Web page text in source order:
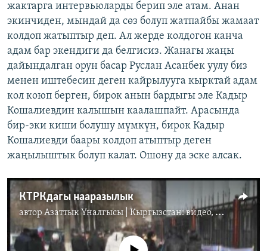
жактарга интервьюларды берип эле атам. Анан
экинчиден, мындай да сөз болуп жатпайбы жамаат
колдоп жатыптыр деп. Ал жерде колдогон канча
адам бар экендиги да белгисиз. Жанагы жаңы
дайындалган орун басар Руслан Асанбек уулу биз
менен иштебесин деген кайрылууга кырктай адам
кол коюп берген, бирок анын бардыгы эле Кадыр
Кошалиевдин калышын каалашпайт. Арасында
бир-эки киши болушу мүмкүн, бирок Кадыр
Кошалиевди баары колдоп атыптыр деген
жаңылыштык болуп калат. Ошону да эске алсак.
КТРКдагы нааразылык
автор Азаттык Үналгысы | Кыргызстан: видео, фото, кабарлар
No media source currently available